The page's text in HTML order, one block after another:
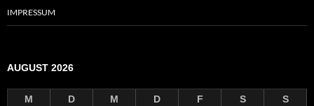
IMPRESSUM
AUGUST 2026
M D M D F S S